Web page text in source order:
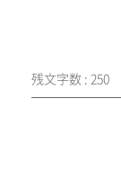
残文字数 : 250